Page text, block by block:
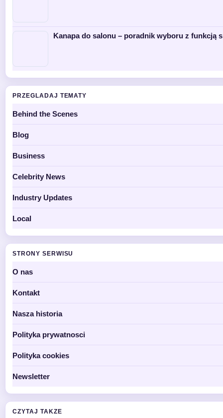
Kanapa do salonu – poradnik wyboru z funkcją
PRZEGLADAJ TEMATY
Behind the Scenes
Blog
Business
Celebrity News
Industry Updates
Local
STRONY SERWISU
O nas
Kontakt
Nasza historia
Polityka prywatnosci
Polityka cookies
Newsletter
CZYTAJ TAKZE